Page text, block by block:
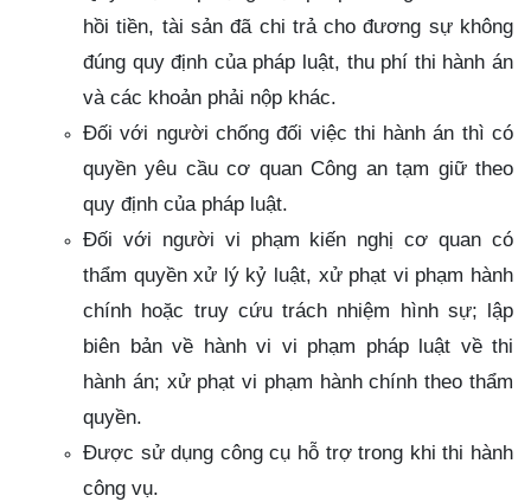
hồi tiền, tài sản đã chi trả cho đương sự không
đúng quy định của pháp luật, thu phí thi hành án
và các khoản phải nộp khác.
Đối với người chống đối việc thi hành án thì có
quyền yêu cầu cơ quan Công an tạm giữ theo
quy định của pháp luật.
Đối với người vi phạm kiến nghị cơ quan có
thẩm quyền xử lý kỷ luật, xử phạt vi phạm hành
chính hoặc truy cứu trách nhiệm hình sự; lập
biên bản về hành vi vi phạm pháp luật về thi
hành án; xử phạt vi phạm hành chính theo thẩm
quyền.
Được sử dụng công cụ hỗ trợ trong khi thi hành
công vụ.